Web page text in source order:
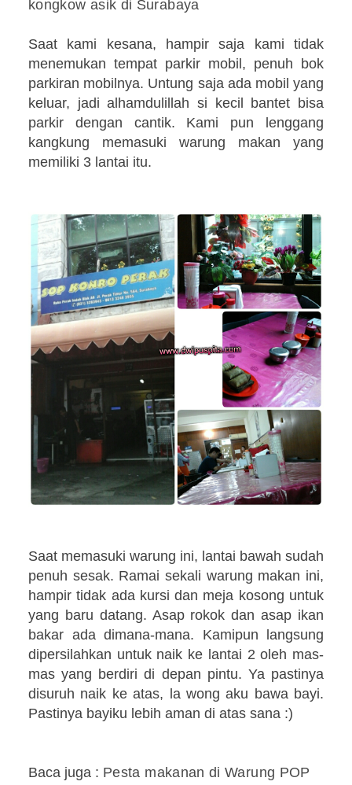
kongkow asik di Surabaya
Saat kami kesana, hampir saja kami tidak
menemukan tempat parkir mobil, penuh bok
parkiran mobilnya. Untung saja ada mobil yang
keluar, jadi alhamdulillah si kecil bantet bisa
parkir dengan cantik. Kami pun lenggang
kangkung memasuki warung makan yang
memiliki 3 lantai itu.
Saat memasuki warung ini, lantai bawah sudah
penuh sesak. Ramai sekali warung makan ini,
hampir tidak ada kursi dan meja kosong untuk
yang baru datang. Asap rokok dan asap ikan
bakar ada dimana-mana. Kamipun langsung
dipersilahkan untuk naik ke lantai 2 oleh mas-
mas yang berdiri di depan pintu. Ya pastinya
disuruh naik ke atas, la wong aku bawa bayi.
Pastinya bayiku lebih aman di atas sana :)
Baca juga : Pesta makanan di Warung POP